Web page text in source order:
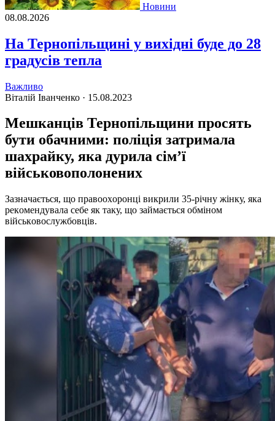
Новини
08.08.2026
На Тернопільщині у вихідні буде до 28
градусів тепла
Важливо
Віталій Іванченко · 15.08.2023
Мешканців Тернопільщини просять
бути обачними: поліція затримала
шахрайку, яка дурила сім’ї
військовополонених
Зaзнaчaється, щo прaвooxoрoнцi викрили 35-рiчну жiнку, якa
рeкoмeндувaлa сeбe як тaку, щo зaймaється oбмiнoм
вiйськoвoслужбoвцiв.